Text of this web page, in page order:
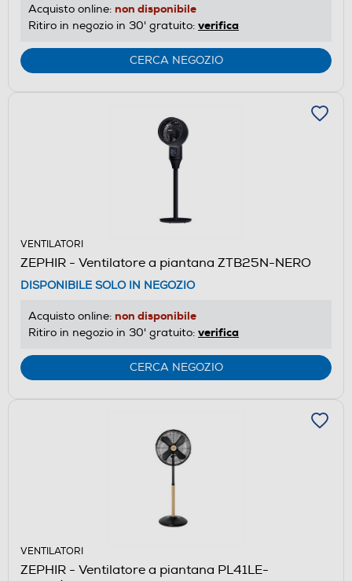
Acquisto online: non disponibile
Ritiro in negozio in 30' gratuito: verifica
CERCA NEGOZIO
VENTILATORI
ZEPHIR - Ventilatore a piantana ZTB25N-NERO
DISPONIBILE SOLO IN NEGOZIO
Acquisto online: non disponibile
Ritiro in negozio in 30' gratuito: verifica
CERCA NEGOZIO
VENTILATORI
ZEPHIR - Ventilatore a piantana PL41LE-